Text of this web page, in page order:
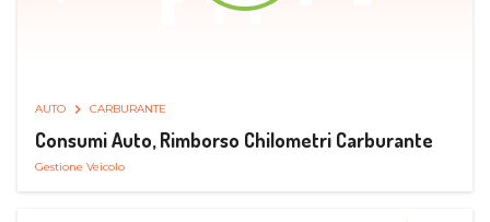
AUTO CARBURANTE
Consumi Auto, Rimborso Chilometri Carburante
Gestione Veicolo